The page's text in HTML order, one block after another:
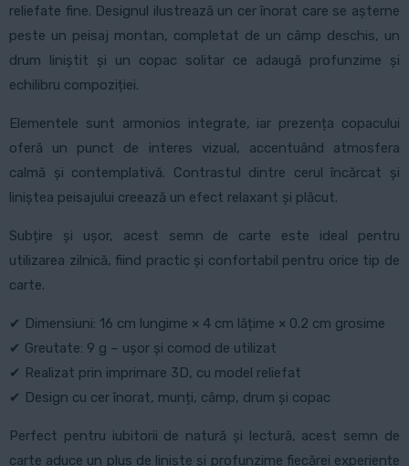
reliefate fine. Designul ilustrează un cer înorat care se așterne
peste un peisaj montan, completat de un câmp deschis, un
drum liniștit și un copac solitar ce adaugă profunzime și
echilibru compoziției.
Elementele sunt armonios integrate, iar prezența copacului
oferă un punct de interes vizual, accentuând atmosfera
calmă și contemplativă. Contrastul dintre cerul încărcat și
liniștea peisajului creează un efect relaxant și plăcut.
Subțire și ușor, acest semn de carte este ideal pentru
utilizarea zilnică, fiind practic și confortabil pentru orice tip de
carte.
✔ Dimensiuni: 16 cm lungime × 4 cm lățime × 0.2 cm grosime
✔ Greutate: 9 g – ușor și comod de utilizat
✔ Realizat prin imprimare 3D, cu model reliefat
✔ Design cu cer înorat, munți, câmp, drum și copac
Perfect pentru iubitorii de natură și lectură, acest semn de
carte aduce un plus de liniște și profunzime fiecărei experiențe